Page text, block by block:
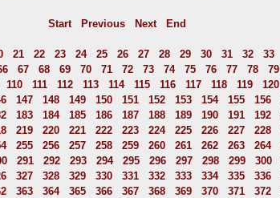
Start Previous Next End
21 22 23 24 25 26 27 28 29 30 31 32 33
67 68 69 70 71 72 73 74 75 76 77 78 79
110 111 112 113 114 115 116 117 118 119 120
147 148 149 150 151 152 153 154 155 156
183 184 185 186 187 188 189 190 191 192
219 220 221 222 223 224 225 226 227 228
255 256 257 258 259 260 261 262 263 264
291 292 293 294 295 296 297 298 299 300
327 328 329 330 331 332 333 334 335 336
363 364 365 366 367 368 369 370 371 372